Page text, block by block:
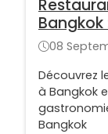
une
08
Découvrez
à Bangkok
Bangkok